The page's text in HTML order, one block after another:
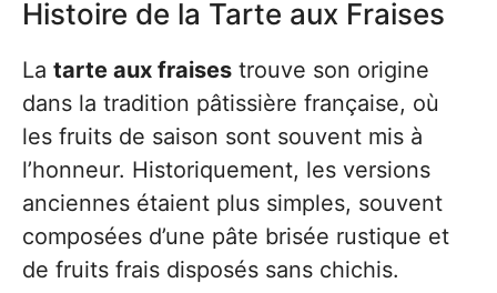
Histoire de la Tarte aux Fraises
La tarte aux fraises trouve son origine
dans la tradition pâtissière française, où
les fruits de saison sont souvent mis à
l’honneur. Historiquement, les versions
anciennes étaient plus simples, souvent
composées d’une pâte brisée rustique et
de fruits frais disposés sans chichis.